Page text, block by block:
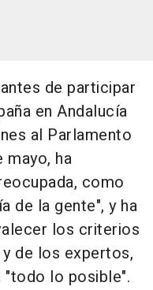
de participar
en Andalucía
al Parlamento
mayo, ha
como
de la gente", y ha
los criterios
de los expertos,
"todo lo posible".